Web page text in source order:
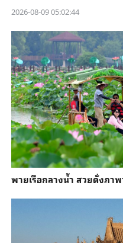
2026-08-09 05:02:44
พายเรือกลางน้ำ สวยดั่งภา